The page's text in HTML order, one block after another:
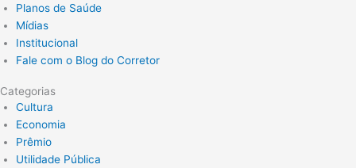
Planos de Saúde
Mídias
Institucional
Fale com o Blog do Corretor
Categorias
Cultura
Economia
Prêmio
Utilidade Pública